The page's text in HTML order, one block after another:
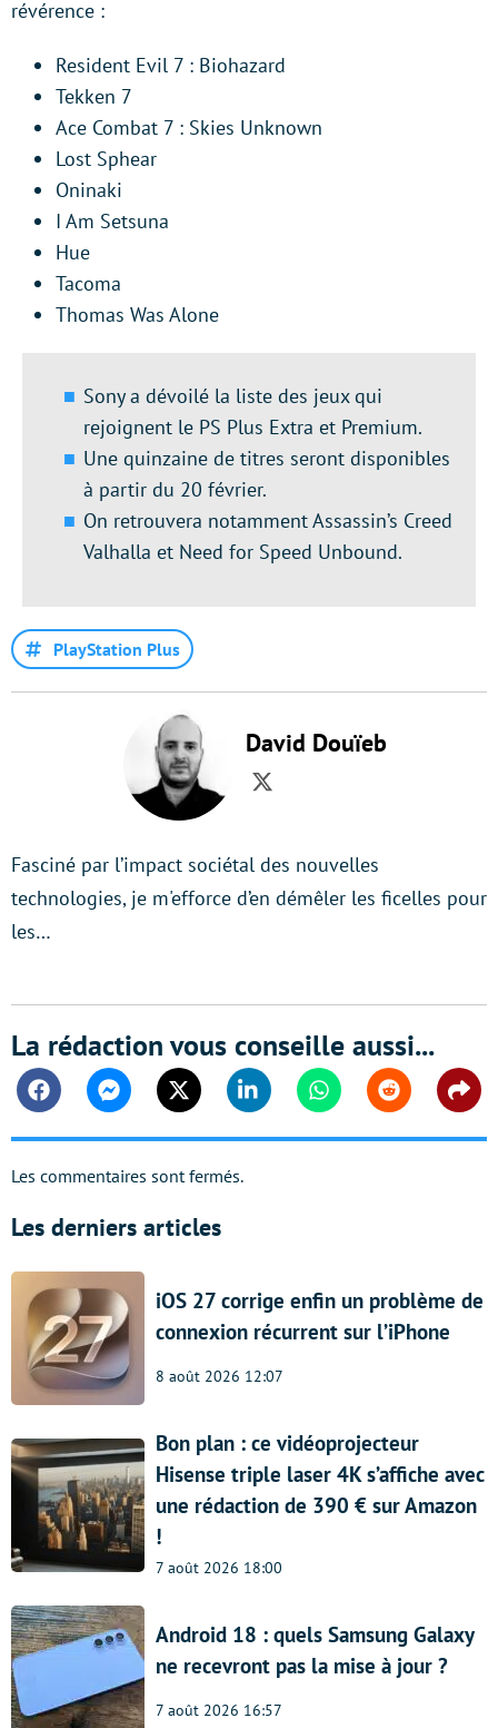
révérence :
Resident Evil 7 : Biohazard
Tekken 7
Ace Combat 7 : Skies Unknown
Lost Sphear
Oninaki
I Am Setsuna
Hue
Tacoma
Thomas Was Alone
Sony a dévoilé la liste des jeux qui
rejoignent le PS Plus Extra et Premium.
Une quinzaine de titres seront disponibles
à partir du 20 février.
On retrouvera notamment Assassin’s Creed
Valhalla et Need for Speed Unbound.
PlayStation Plus
David Douïeb
Twitter
Fasciné par l’impact sociétal des nouvelles
technologies, je m'efforce d’en démêler les ficelles pour
les…
La rédaction vous conseille aussi...
FacebookMessengerTwitter Linkedin WhatsappReddit
Les commentaires sont fermés.
Les derniers articles
iOS 27 corrige enfin un problème de
connexion récurrent sur l’iPhone
8 août 2026 12:07
Bon plan : ce vidéoprojecteur
Hisense triple laser 4K s’affiche avec
une rédaction de 390 € sur Amazon
!
7 août 2026 18:00
Android 18 : quels Samsung Galaxy
ne recevront pas la mise à jour ?
7 août 2026 16:57